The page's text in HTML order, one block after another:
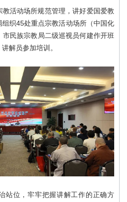
活动场所规范管理，讲好爱国爱教
织45处重点宗教活动场所（中国化
民族宗教局二级巡视员何建作开班
解员参加培训。
位，牢牢把握讲解工作的正确方